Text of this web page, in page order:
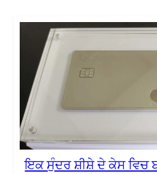
ਇਕ ਸੁੰਦਰ ਸ਼ੀਸ਼ੇ ਦੇ ਕੇਸ ਵਿਚ